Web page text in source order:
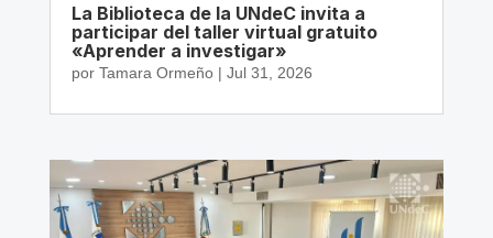
La Biblioteca de la UNdeC invita a
participar del taller virtual gratuito
«Aprender a investigar»
por Tamara Ormeño| Jul 31, 2026